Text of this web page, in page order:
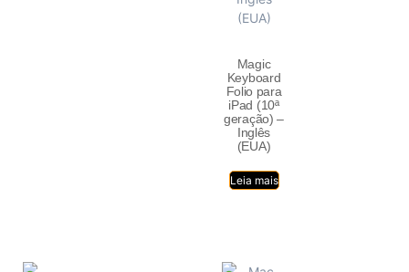
Magic
Keyboard
Folio para
iPad (10ª
geração) –
Inglês
(EUA)
Leia mais